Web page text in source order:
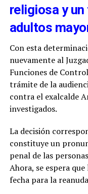
religiosa y
adultos
Con esta
nuevamente al
Funciones de
trámite de la
contra el exalcalde
investigados.
La decisión
constituye un
penal de las
Ahora, se espera
fecha para la